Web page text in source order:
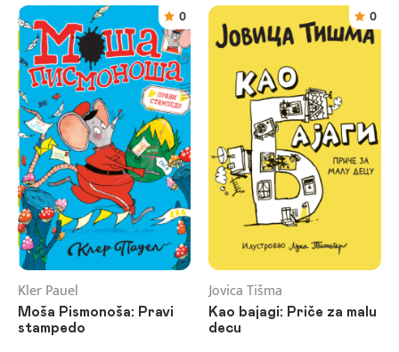
0
Kler Pauel
Moša Pismonoša: Pravi
stampedo
0
Jovica Tišma
Kao bajagi: Priče za malu
decu